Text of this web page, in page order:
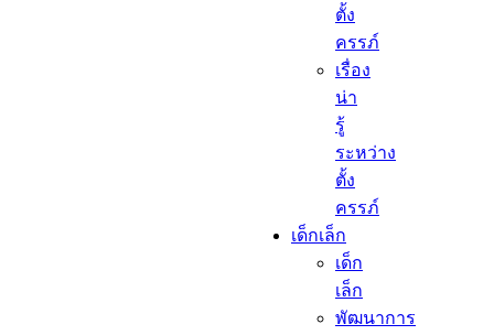
ตั้ง
ครรภ์
เรื่อง
น่า
รู้
ระหว่าง
ตั้ง
ครรภ์
เด็กเล็ก​
เด็ก
เล็ก​
พัฒนาการ